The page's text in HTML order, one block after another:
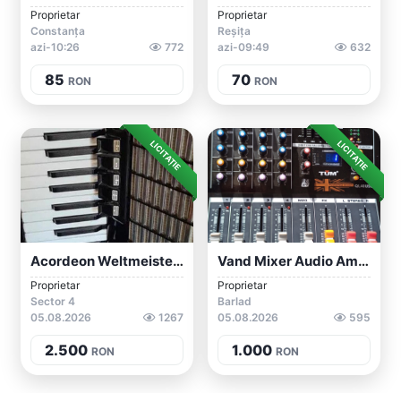
Proprietar
Constanța
azi-10:26
772
85 RON
Proprietar
Reșița
azi-09:49
632
70 RON
LICITAȚIE
Acordeon Weltmeister 120 Basi + Microfon...
Proprietar
Sector 4
05.08.2026
1267
2.500 RON
LICITAȚIE
Vand Mixer Audio Amplificat Nou
Proprietar
Barlad
05.08.2026
595
1.000 RON